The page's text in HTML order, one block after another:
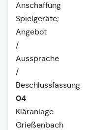
Anschaffung
Spielgeräte;
Angebot
/
Aussprache
/
Beschlussfassung
04
Kläranlage
Grießenbach